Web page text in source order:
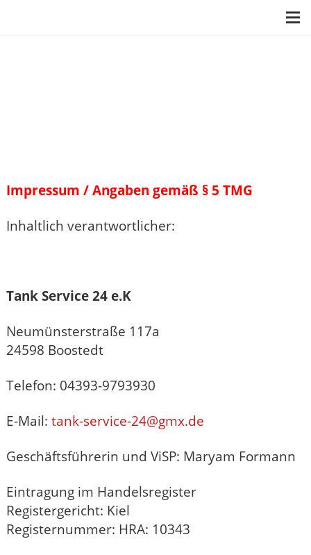
Impressum / Angaben gemäß § 5 TMG
Inhaltlich verantwortlicher:
Tank Service 24 e.K
Neumünsterstraße 117a
24598 Boostedt
Telefon: 04393-9793930
E-Mail: tank-service-24@gmx.de
Geschäftsführerin und ViSP: Maryam Formann
Eintragung im Handelsregister
Registergericht: Kiel
Registernummer: HRA: 10343